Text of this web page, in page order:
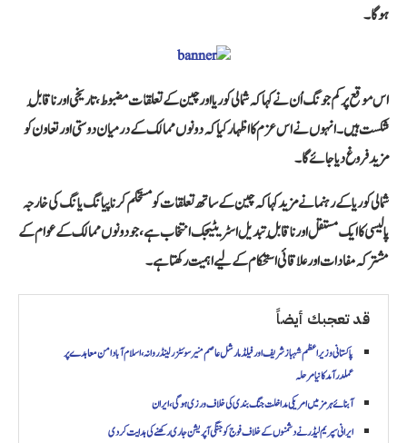
ہوگا۔
اس موقع پر کم جونگ اُن نے کہا کہ شمالی کوریا اور چین کے تعلقات مضبوط، تاریخی اور ناقابلِ
شکست ہیں۔ انہوں نے اس عزم کا اظہار کیا کہ دونوں ممالک کے درمیان دوستی اور تعاون کو
مزید فروغ دیا جائے گا۔
شمالی کوریا کے رہنما نے مزید کہا کہ چین کے ساتھ تعلقات کو مستحکم کرنا پیانگ یانگ کی خارجہ
پالیسی کا ایک مستقل اور ناقابلِ تبدیل اسٹریٹیجک انتخاب ہے، جو دونوں ممالک کے عوام کے
مشترکہ مفادات اور علاقائی استحکام کے لیے اہمیت رکھتا ہے۔
قد تعجبك أيضاً
پاکستانی وزیراعظم شہباز شریف اور فیلڈ مارشل عاصم منیر سوئٹزرلینڈ روانہ، اسلام آباد امن معاہدے پر
عملدرآمد کا نیا مرحلہ
آبنائے ہرمز میں امریکی مداخلت جنگ بندی کی خلاف ورزی ہوگی، ایران
ایرانی سپریم لیڈر نے دشمنوں کے خلاف فوج کو جنگی آپریشن جاری رکھنے کی ہدایت کر دی